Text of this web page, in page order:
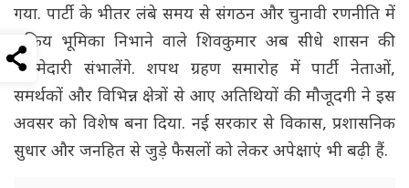
गया. पार्टी के भीतर लंबे समय से संगठन और चुनावी रणनीति में
सक्रिय भूमिका निभाने वाले शिवकुमार अब सीधे शासन की
जिम्मेदारी संभालेंगे. शपथ ग्रहण समारोह में पार्टी नेताओं,
समर्थकों और विभिन्न क्षेत्रों से आए अतिथियों की मौजूदगी ने इस
अवसर को विशेष बना दिया. नई सरकार से विकास, प्रशासनिक
सुधार और जनहित से जुड़े फैसलों को लेकर अपेक्षाएं भी बढ़ी हैं.